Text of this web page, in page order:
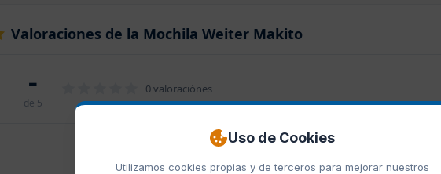
Uso de Cookies
Utilizamos cookies propias y de terceros para mejorar nuestros
Valoraciones de la Mochila Weiter Makito
-
de 5
0 valoraciónes